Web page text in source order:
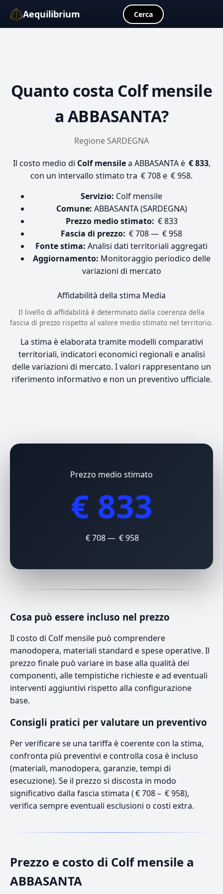
Aequilibrium Cerca
Quanto costa Colf mensile
a ABBASANTA?
Regione SARDEGNA
Il costo medio di Colf mensilea ABBASANTA è € 833,
con un intervallo stimato tra € 708 e € 958.
Servizio: Colf mensile
Comune: ABBASANTA (SARDEGNA)
Prezzo medio stimato: € 833
Fascia di prezzo: € 708 — € 958
Fonte stima: Analisi dati territoriali aggregati
Aggiornamento: Monitoraggio periodico delle
variazioni di mercato
Affidabilità della stima Media
Il livello di affidabilità è determinato dalla coerenza della
fascia di prezzo rispetto al valore medio stimato nel territorio.
La stima è elaborata tramite modelli comparativi
territoriali, indicatori economici regionali e analisi
delle variazioni di mercato. I valori rappresentano un
riferimento informativo e non un preventivo ufficiale.
Prezzo medio stimato
€ 833
€ 708 — € 958
Cosa può essere incluso nel prezzo
Il costo di Colf mensile può comprendere
manodopera, materiali standard e spese operative. Il
prezzo finale può variare in base alla qualità dei
componenti, alle tempistiche richieste e ad eventuali
interventi aggiuntivi rispetto alla configurazione
base.
Consigli pratici per valutare un preventivo
Per verificare se una tariffa è coerente con la stima,
confronta più preventivi e controlla cosa è incluso
(materiali, manodopera, garanzie, tempi di
esecuzione). Se il prezzo si discosta in modo
significativo dalla fascia stimata ( € 708 – € 958),
verifica sempre eventuali esclusioni o costi extra.
Prezzo e costo di Colf mensile a
ABBASANTA